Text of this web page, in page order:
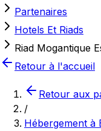
Partenaires
Hotels Et Riads
Riad Mogantique
Retour à l'accueil
Retour aux
/
Hébergement à